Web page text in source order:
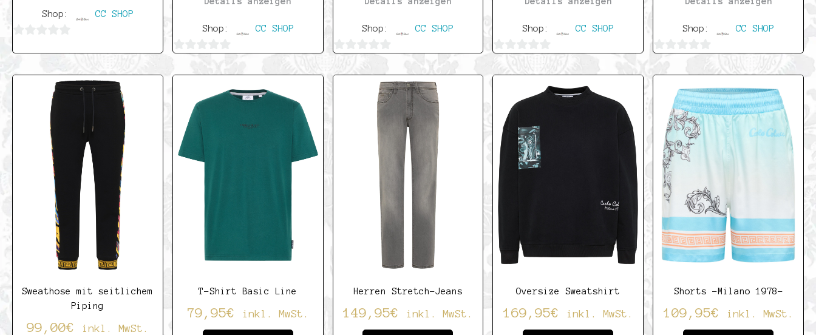
Shop: CC SHOP
5
Shop: CC SHOP
von
Shop: CC SHOP
von
Shop: CC SHOP
von
Shop: CC SHOP
von
Sweathose mit seitlichem
Piping
99,00€ inkl. MwSt.
T-Shirt Basic Line
79,95€ inkl. MwSt.
Herren Stretch-Jeans
149,95€ inkl. MwSt.
Oversize Sweatshirt
169,95€ inkl. MwSt.
Shorts -Milano 1978-
109,95€ inkl. MwSt.